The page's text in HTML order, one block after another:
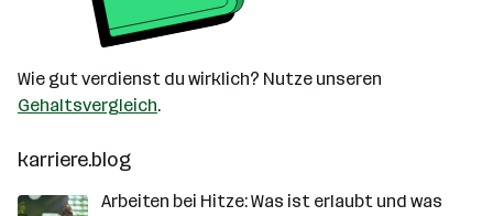
Wie gut verdienst du wirklich? Nutze unseren
Gehaltsvergleich.
karriere.blog
Arbeiten bei Hitze: Was ist erlaubt und was